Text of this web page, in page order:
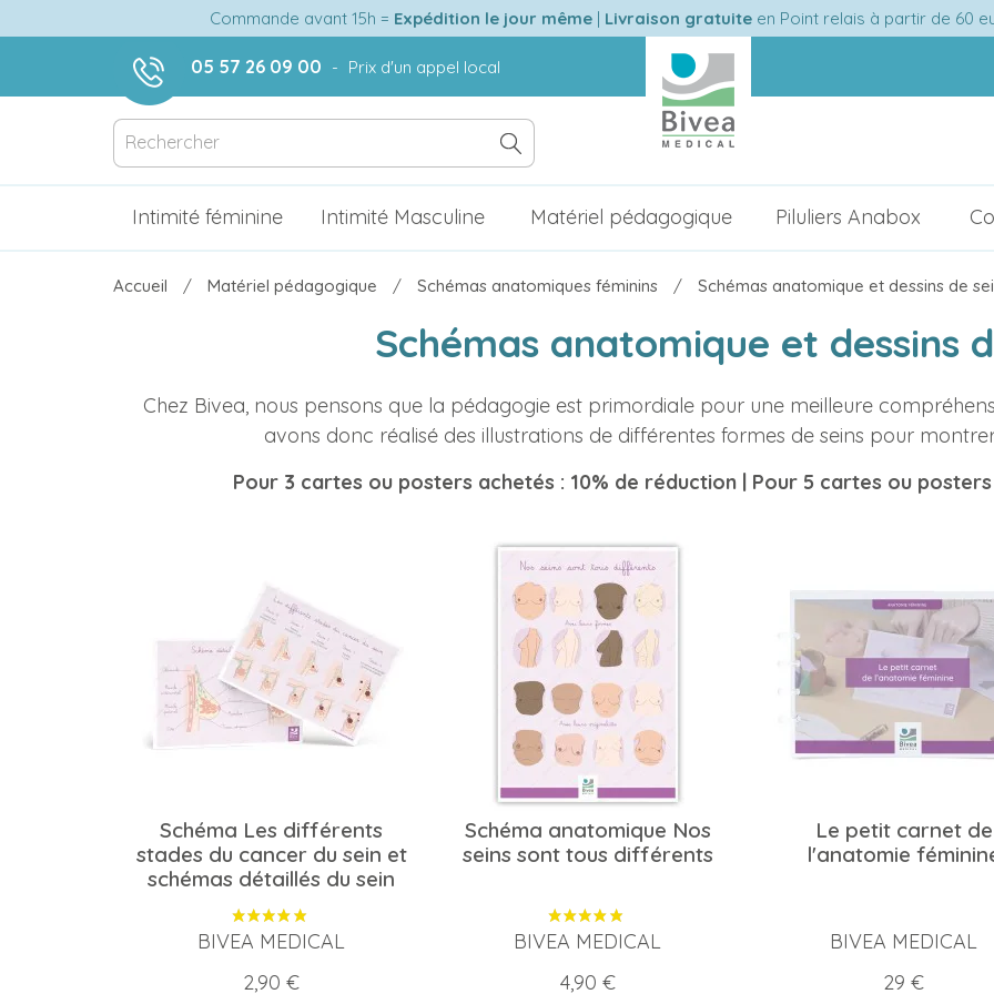
Commande avant 15h = Expédition le jour même| Livraison gratuiteen Point relais à partir de 60
05 57 26 09 00 - Prix d'un appel local
Intimité féminine Intimité Masculine Matériel pédagogique Piluliers Anabox
Accueil Matériel pédagogique Schémas anatomiques féminins Schémas anatomique et dessins de
Schémas anatomique et dessins
Chez Bivea, nous pensons que la pédagogie est primordiale pour une meilleure
avons donc réalisé des illustrations de différentes formes de seins pour
Pour 3 cartes ou posters achetés : 10% de réduction | Pour 5 cartes ou
Schéma Les différents
stades du cancer du sein et
schémas détaillés du sein
BIVEA MEDICAL
Prix
2,90 €
Schéma anatomique Nos
seins sont tous différents
BIVEA MEDICAL
Prix
4,90 €
Le petit carnet de
l'anatomie
BIVEA MEDICAL
Prix
29 €